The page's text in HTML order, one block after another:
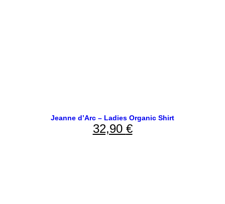
Jeanne d’Arc – Ladies Organic Shirt
32,90 €